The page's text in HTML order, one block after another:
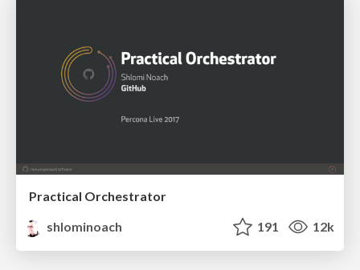
Practical Orchestrator
shlominoach
191 12k